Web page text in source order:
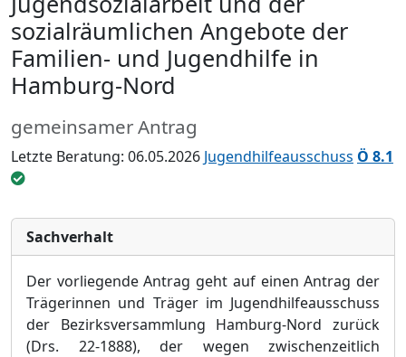
sozialräumlichen Angebote der
Familien- und Jugendhilfe in
Hamburg-Nord
gemeinsamer Antrag
Letzte Beratung: 06.05.2026 Jugendhilfeausschuss Ö 8.1
Sachverhalt
Der vorliegende Antrag geht auf einen Antrag der
Trägerinnen und Träger im Jugendhilfeausschuss
der Bezirksversammlung Hamburg-Nord zurück
(Drs. 22-1888), der wegen zwischenzeitlich